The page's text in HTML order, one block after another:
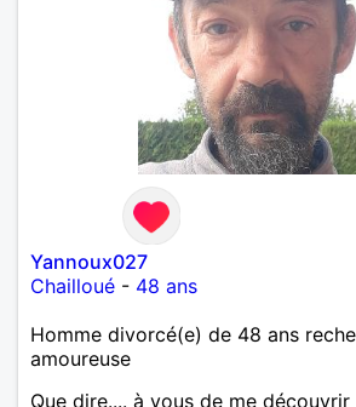
Yannoux027
Chailloué - 48 ans
Homme divorcé(e) de 48 ans
amoureuse
Que dire.... à vous de me découvrir